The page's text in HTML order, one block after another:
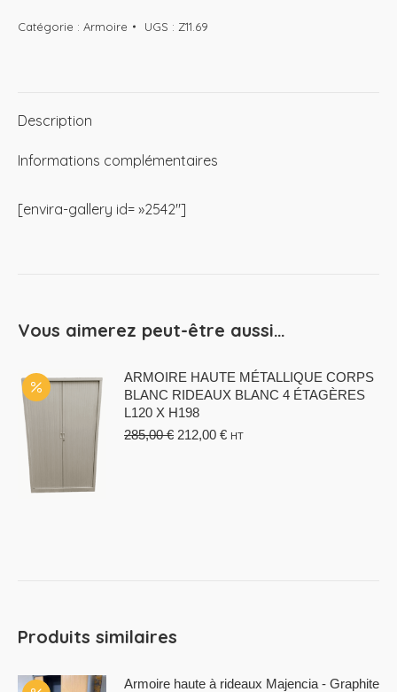
Catégorie : Armoire UGS : Z11.69
Description
Informations complémentaires
[envira-gallery id= »2542″]
Vous aimerez peut-être aussi…
ARMOIRE HAUTE MÉTALLIQUE CORPS
BLANC RIDEAUX BLANC 4 ÉTAGÈRES
L120 X H198
285,00€ Le
212,00 €Le
HT
Produits similaires
Armoire haute à rideaux Majencia - Graphite